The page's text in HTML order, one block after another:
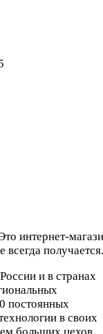
интернет-
и в странах
постоянных
в своих